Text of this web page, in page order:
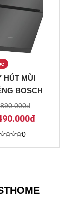
HÚT MÙI
BOSCH
0